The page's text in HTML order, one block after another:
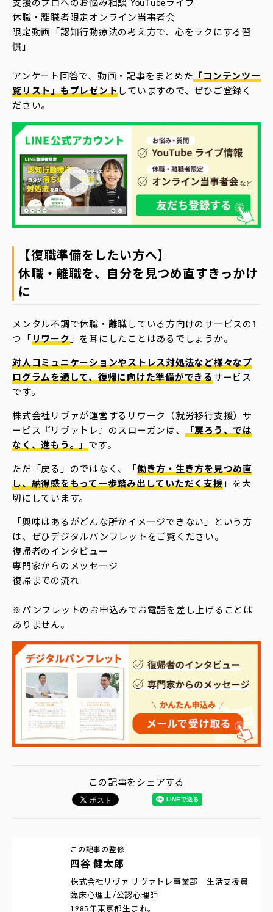
支援のプロへのお悩み相談 YouTubeライブ
休職・離職者限定オンライン当事者会
限定動画「認知行動療法の考え方で、心をラクにする習
慣」
アンケート回答で、動画・記事をまとめた「コンテンツ一
覧リスト」もプレゼントしていますので、ぜひご登録く
ださい。
【復職準備をしたい方へ】
休職・離職を、自分を見つめ直すきっかけ
に
メンタル不調で休職・離職している方向けのサービスの1
つ「リワーク」を耳にしたことはあるでしょうか。
対人コミュニケーションやストレス対処法など様々なプ
ログラムを通して、復帰に向けた準備ができるサービス
です。
株式会社リヴァが運営するリワーク（就労移行支援）サ
ービス『リヴァトレ』のスローガンは、 「戻ろう、では
なく、進もう。」です。
ただ「戻る」のではなく、「働き方・生き方を見つめ直
し、納得感をもって一歩踏み出していただく支援」を大
切にしています。
「興味はあるがどんな所かイメージできない」という方
は、ぜひデジタルパンフレットをご覧ください。
復帰者のインタビュー
専門家からのメッセージ
復帰までの流れ
※パンフレットのお申込みでお電話を差し上げることは
ありません。
この記事をシェアする
この記事の監修
四谷 健太郎
株式会社リヴァ リヴァトレ事業部 生活支援員
臨床心理士/公認心理師
1985年東京都生まれ。